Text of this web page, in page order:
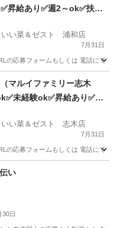
昇給あり✅週2～ok✅扶養
い菜＆ゼスト 浦和店
7月31日
応募フォームもしくは 電話にて
マルイファミリー志木
未経験ok✅昇給あり✅週
い菜＆ゼスト 志木店
7月31日
応募フォームもしくは 電話にて
い
30日